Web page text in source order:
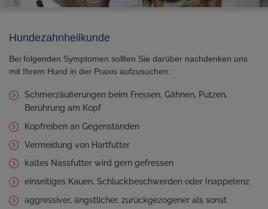
Hundezahnheilkunde
Bei folgenden Symptomen sollten Sie darüber nachdenken uns
mit Ihrem Hund in der Praxis aufzusuchen:
Schmerzäußerungen beim Fressen, Gähnen, Putzen,
Berührung am Kopf
Kopfreiben an Gegenständen
Vermeidung von Hartfutter
kaltes Nassfutter wird gern gefressen
einseitiges Kauen, Schluckbeschwerden oder Inappetenz
aggressiver, ängstlicher, zurückgezogener als sonst